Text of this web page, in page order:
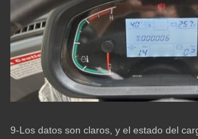
9-Los datos son claros, y el estado del